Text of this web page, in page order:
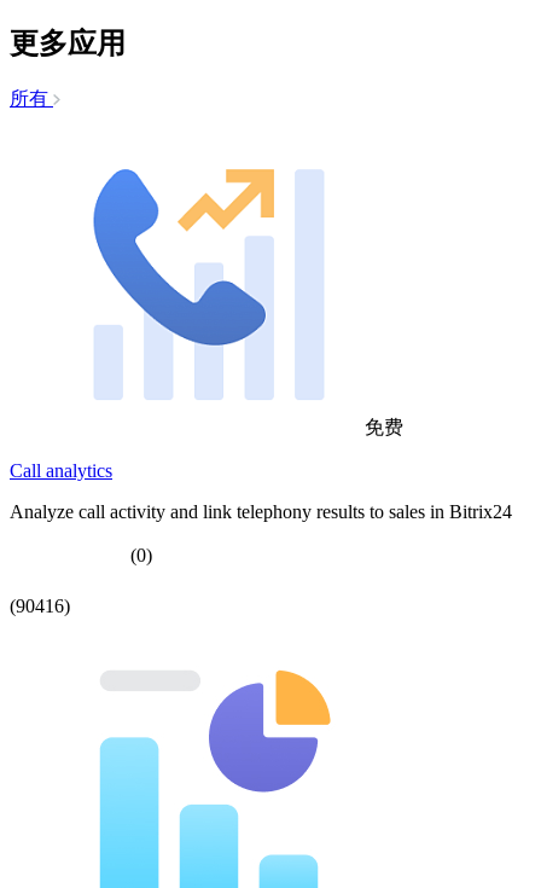
更多应用
所有
免费
Call analytics
Analyze call activity and link telephony results to sales in Bitrix24
(0)
(90416)